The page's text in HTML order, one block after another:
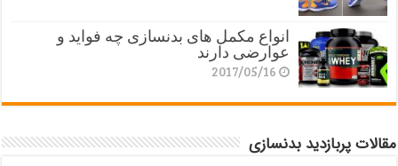
انواع مکمل های بدنسازی چه فواید و
عوارضی دارند
2017/05/16
مقالات پربازدید بدنسازی